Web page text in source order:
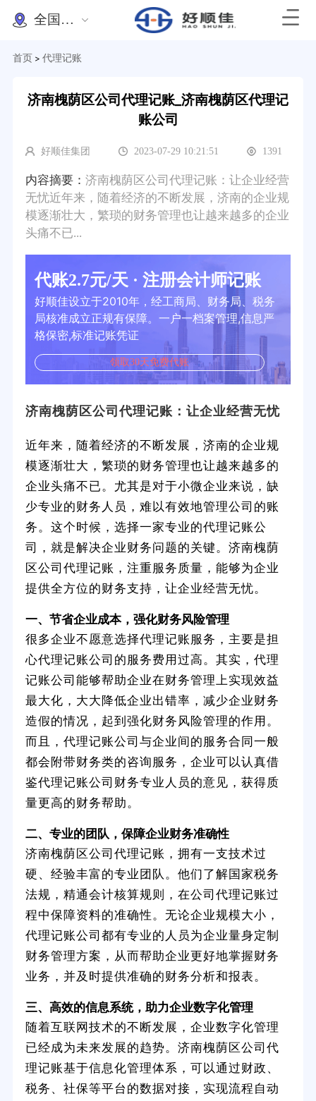
全国办理
首页 > 代理记账
济南槐荫区公司代理记账_济南槐荫区代理记
账公司
好顺佳集团 2023-07-29 10:21:51 1391
内容摘要： 济南槐荫区公司代理记账：让企业经营
无忧近年来，随着经济的不断发展，济南的企业规
模逐渐壮大，繁琐的财务管理也让越来越多的企业
头痛不已...
代账2.7元/天 · 注册会计师记账
好顺佳设立于2010年，经工商局、财务局、税务
局核准成立正规有保障。一户一档案管理,信息严
格保密,标准记账凭证
领取30天免费代账
济南槐荫区公司代理记账：让企业经营无忧
近年来，随着经济的不断发展，济南的企业规
模逐渐壮大，繁琐的财务管理也让越来越多的
企业头痛不已。尤其是对于小微企业来说，缺
少专业的财务人员，难以有效地管理公司的账
务。这个时候，选择一家专业的代理记账公
司，就是解决企业财务问题的关键。济南槐荫
区公司代理记账，注重服务质量，能够为企业
提供全方位的财务支持，让企业经营无忧。
一、节省企业成本，强化财务风险管理
很多企业不愿意选择代理记账服务，主要是担
心代理记账公司的服务费用过高。其实，代理
记账公司能够帮助企业在财务管理上实现效益
最大化，大大降低企业出错率，减少企业财务
造假的情况，起到强化财务风险管理的作用。
而且，代理记账公司与企业间的服务合同一般
都会附带财务类的咨询服务，企业可以认真借
鉴代理记账公司财务专业人员的意见，获得质
量更高的财务帮助。
二、专业的团队，保障企业财务准确性
济南槐荫区公司代理记账，拥有一支技术过
硬、经验丰富的专业团队。他们了解国家税务
法规，精通会计核算规则，在公司代理记账过
程中保障资料的准确性。无论企业规模大小，
代理记账公司都有专业的人员为企业量身定制
财务管理方案，从而帮助企业更好地掌握财务
业务，并及时提供准确的财务分析和报表。
三、高效的信息系统，助力企业数字化管理
随着互联网技术的不断发展，企业数字化管理
已经成为未来发展的趋势。济南槐荫区公司代
理记账基于信息化管理体系，可以通过财政、
税务、社保等平台的数据对接，实现流程自动